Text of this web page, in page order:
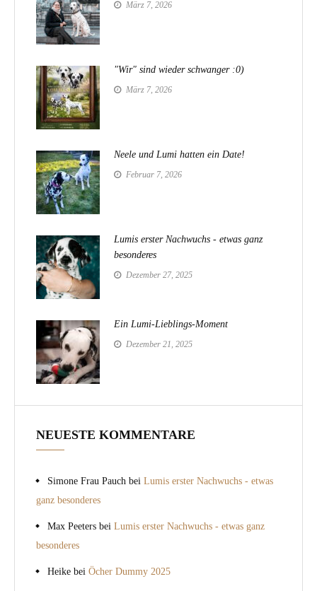
März 7, 2026
"Wir" sind wieder schwanger :0)
März 7, 2026
Neele und Lumi hatten ein Date!
Februar 7, 2026
Lumis erster Nachwuchs - etwas ganz
besonderes
Dezember 27, 2025
Ein Lumi-Lieblings-Moment
Dezember 21, 2025
NEUESTE KOMMENTARE
Simone Frau Pauch bei Lumis erster Nachwuchs - etwas
ganz besonderes
Max Peeters bei Lumis erster Nachwuchs - etwas ganz
besonderes
Heike bei Öcher Dummy 2025